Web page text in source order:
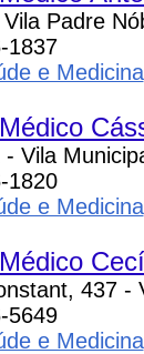
Padre
1837
e Medicina
Vila
1820
e Medicina
437 -
5649
e Medicina